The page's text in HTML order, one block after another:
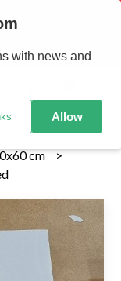
Por MENOR se
, los pedidos por
pago del pedido
cm
with news and
Allow